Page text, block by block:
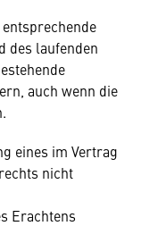
des laufenden
auch wenn die
eines im Vertrag
nicht
Erachtens